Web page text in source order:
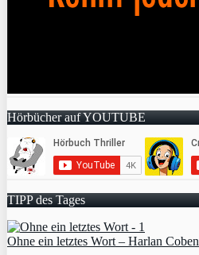
Hörbücher auf YOUTUBE
TIPP des Tages
Ohne ein letztes Wort – Harlan Coben